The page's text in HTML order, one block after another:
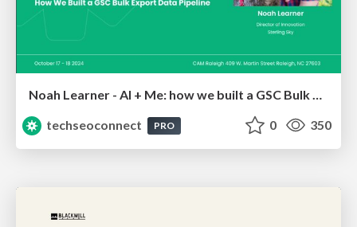
Noah Learner - AI + Me: how we built a GSC Bulk Export data pipeline
techseoconnect
PRO 0 350